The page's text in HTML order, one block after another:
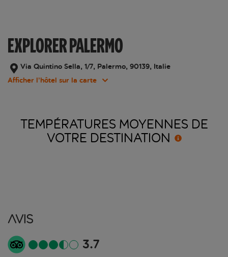
EXPLORER PALERMO
Via Quintino Sella, 1/7, Palermo, 90139, Italie
Afficher l’hôtel sur la carte
TEMPÉRATURES MOYENNES DE
VOTRE DESTINATION
Avis
3.7